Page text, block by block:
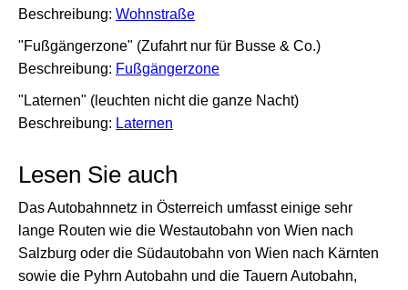
Beschreibung: Wohnstraße
"Fußgängerzone" (Zufahrt nur für Busse & Co.)
Beschreibung: Fußgängerzone
"Laternen" (leuchten nicht die ganze Nacht)
Beschreibung: Laternen
Lesen Sie auch
Das Autobahnnetz in Österreich umfasst einige sehr
lange Routen wie die Westautobahn von Wien nach
Salzburg oder die Südautobahn von Wien nach Kärnten
sowie die Pyhrn Autobahn und die Tauern Autobahn,